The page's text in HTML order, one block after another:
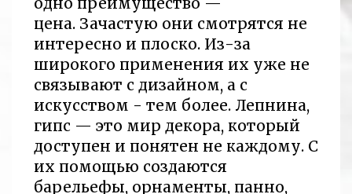
цена. Зачастую они смотрятся не
интересно и плоско. Из-за
широкого применения их уже не
связывают с дизайном, а с
искусством - тем более. Лепнина,
гипс — это мир декора, который
доступен и понятен не каждому. С
их помощью создаются
барельефы, орнаменты, панно,